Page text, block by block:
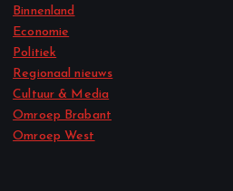
Binnenland
Economie
Politiek
Regionaal nieuws
Cultuur & Media
Omroep Brabant
Omroep West